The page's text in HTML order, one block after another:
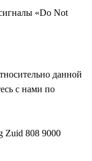
«Do Not
данной
с нами по
Zuid 808 9000